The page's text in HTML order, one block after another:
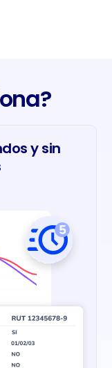
y sin